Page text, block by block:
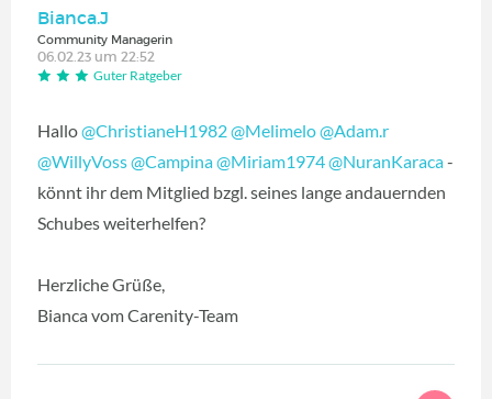
Bianca.J
Community Managerin
06.02.23 um 22:52
Guter Ratgeber
Hallo@ChristianeH1982@Melimelo@Adam.r
@WillyVoss@Campina@Miriam1974@NuranKaraca-
könnt ihr dem Mitglied bzgl. seines lange andauernden
Schubes weiterhelfen?
Herzliche Grüße,
Bianca vom Carenity-Team